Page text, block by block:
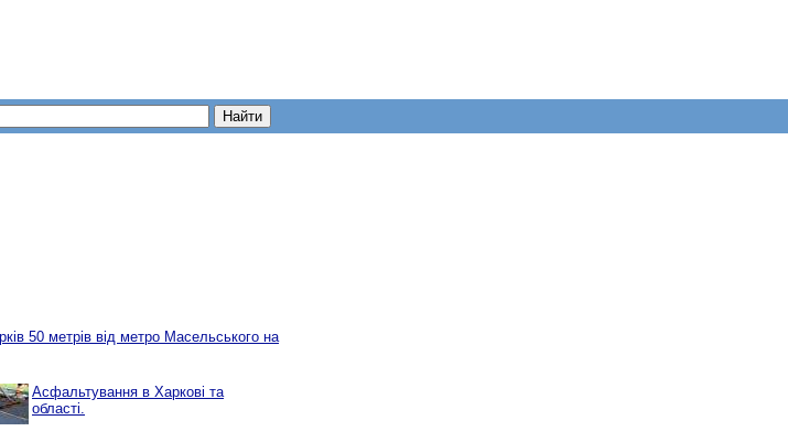
50 метрів від метро Масельського на
Асфальтування в Харкові та
області.